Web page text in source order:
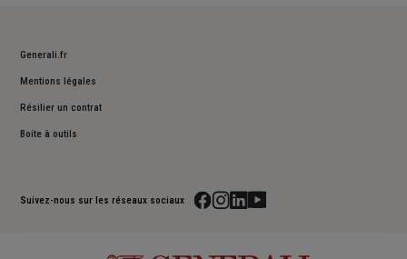
Generali.fr
Mentions légales
Résilier un contrat
Boite à outils
Suivez-nous sur les réseaux sociaux